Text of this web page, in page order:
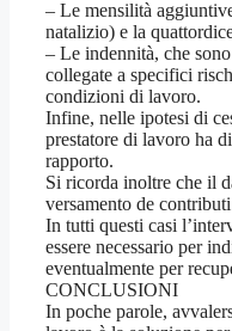
– Le mensilità
natalizio) e la
– Le indennità, che
collegate a specifici
condizioni di lavoro.
Infine, nelle ipotesi di
prestatore di lavoro ha
rapporto.
Si ricorda inoltre che il
versamento de
In tutti questi casi
essere necessario per
eventualmente per
CONCLUSIONI
In poche parole,